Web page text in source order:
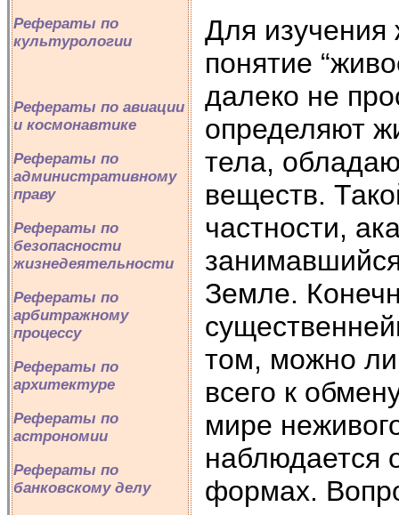
Рефераты по
культурологии
Рефераты по авиации
и космонавтике
Рефераты по
административному
праву
Рефераты по
безопасности
жизнедеятельности
Рефераты по
арбитражному
процессу
Рефераты по
архитектуре
Рефераты по
астрономии
Рефераты по
банковскому делу
Для изучения
понятие
далеко не
определяют
тела,
веществ.
частности,
Земле.
том, можно
всего к
мире
наблюдается
формах.